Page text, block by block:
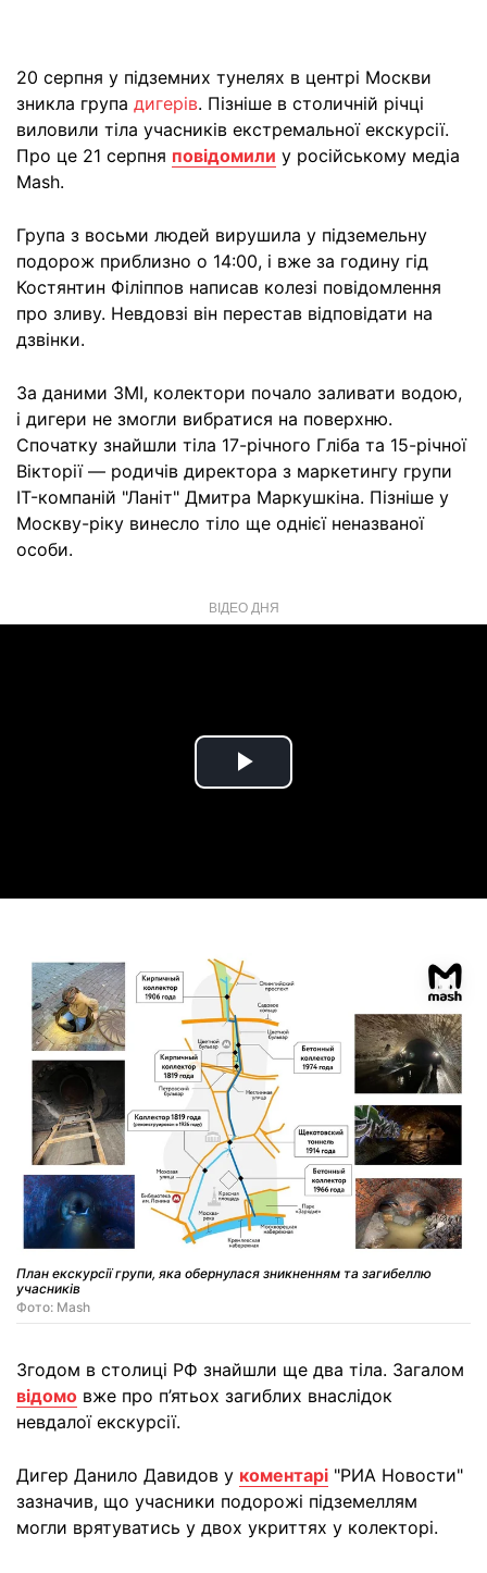
20 серпня у підземних тунелях в центрі Москви
зникла група дигерів. Пізніше в столичній річці
виловили тіла учасників екстремальної екскурсії.
Про це 21 серпня повідомили у російському медіа
Mash.
Група з восьми людей вирушила у підземельну
подорож приблизно о 14:00, і вже за годину гід
Костянтин Філіппов написав колезі повідомлення
про зливу. Невдовзі він перестав відповідати на
дзвінки.
За даними ЗМІ, колектори почало заливати водою,
і дигери не змогли вибратися на поверхню.
Спочатку знайшли тіла 17-річного Гліба та 15-річної
Вікторії — родичів директора з маркетингу групи
IT-компаній "Ланіт" Дмитра Маркушкіна. Пізніше у
Москву-ріку винесло тіло ще однієї неназваної
особи.
ВІДЕО ДНЯ
Play
План екскурсії групи, яка обернулася зникненням та загибеллю
учасників
Фото: Mash
Згодом в столиці РФ знайшли ще два тіла. Загалом
відомо вже про п’ятьох загиблих внаслідок
невдалої екскурсії.
Дигер Данило Давидов у коментарі "РИА Новости"
зазначив, що учасники подорожі підземеллям
могли врятуватись у двох укриттях у колекторі.